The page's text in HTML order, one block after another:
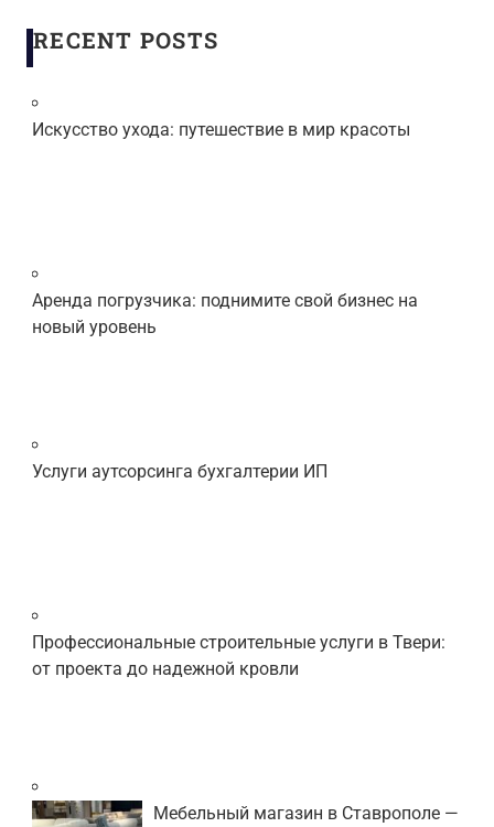
RECENT POSTS
Искусство ухода: путешествие в мир красоты
Аренда погрузчика: поднимите свой бизнес на
новый уровень
Услуги аутсорсинга бухгалтерии ИП
Профессиональные строительные услуги в Твери:
от проекта до надежной кровли
Мебельный магазин в Ставрополе —